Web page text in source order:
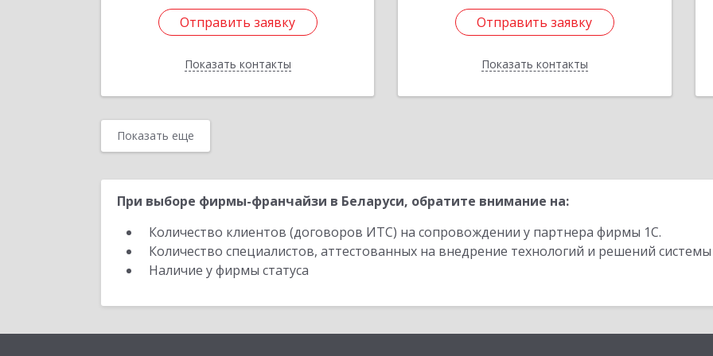
Отправить заявку
Показать контакты
Отправить заявку
Назад
Отправить заявку
Показать контакты
Отправить заявку
Назад
Показать еще
При выборе фирмы-франчайзи в Беларуси, обратите внимание на:
Количество клиентов (договоров ИТС) на сопровождении у партнера фирмы 1С.
Количество специалистов, аттестованных на внедрение технологий и решений
Наличие у фирмы статуса